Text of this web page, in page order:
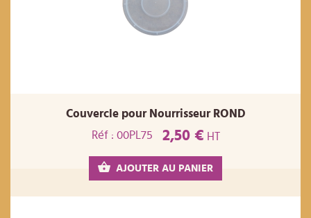
Couvercle pour Nourrisseur ROND
Réf : 00PL75
2,50 € HT
AJOUTER AU PANIER